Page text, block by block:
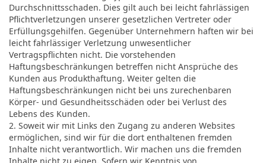
Durchschnittsschaden. Dies gilt auch bei leicht fahrlässigen
Pflichtverletzungen unserer gesetzlichen Vertreter oder
Erfüllungsgehilfen. Gegenüber Unternehmern haften wir bei
leicht fahrlässiger Verletzung unwesentlicher
Vertragspflichten nicht. Die vorstehenden
Haftungsbeschränkungen betreffen nicht Ansprüche des
Kunden aus Produkthaftung. Weiter gelten die
Haftungsbeschränkungen nicht bei uns zurechenbaren
Körper- und Gesundheitsschäden oder bei Verlust des
Lebens des Kunden.
2. Soweit wir mit Links den Zugang zu anderen Websites
ermöglichen, sind wir für die dort enthaltenen fremden
Inhalte nicht verantwortlich. Wir machen uns die fremden